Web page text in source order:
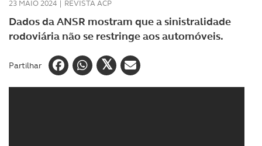
23 MAIO 2024 | REVISTA ACP
Dados da ANSR mostram que a sinistralidade
rodoviária não se restringe aos automóveis.
Partilhar